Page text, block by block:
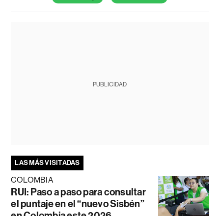
PUBLICIDAD
LAS MÁS VISITADAS
COLOMBIA
RUI: Paso a paso para consultar
el puntaje en el “nuevo Sisbén”